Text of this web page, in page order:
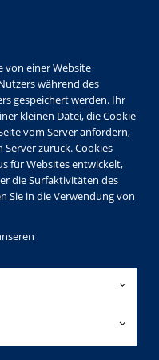
von einer Website
während des
gespeichert werden. Ihr
kleinen Datei, die Cookie
vom Server anfordern,
zurück. Cookies
für Websites entwickelt,
die Surfaktivitäten des
Sie in die Verwendung von